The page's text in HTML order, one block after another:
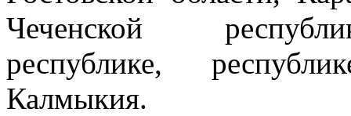
Чеченской
республике,
Калмыкия.